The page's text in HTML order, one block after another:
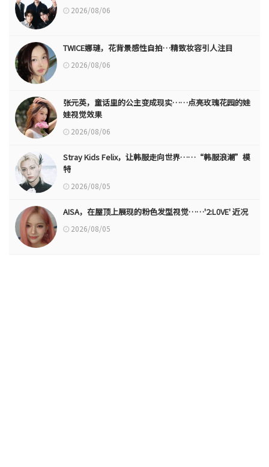
2026/08/06
TWICE娜璉，花背景感性自拍…精致妆容引人注目
2026/08/06
张元英，童话里的公主变成现实……点亮玫瑰花园的娃
娃视觉效果
2026/08/06
Stray Kids Felix，让韩服走向世界……“韩服浪潮”模
特
2026/08/05
AISA，在屋顶上展现的粉色发型视觉……'2:L0VE' 近况
2026/08/05